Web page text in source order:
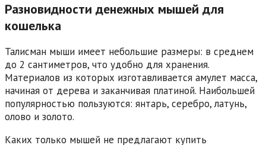
Разновидности денежных мышей для
кошелька
Талисман мыши имеет небольшие размеры: в среднем
до 2 сантиметров, что удобно для хранения.
Материалов из которых изготавливается амулет масса,
начиная от дерева и заканчивая платиной. Наибольшей
популярностью пользуются: янтарь, серебро, латунь,
олово и золото.
Каких только мышей не предлагают купить